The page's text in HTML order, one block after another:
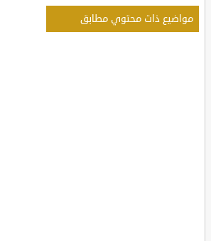
مواضيع ذات محتوي مطابق